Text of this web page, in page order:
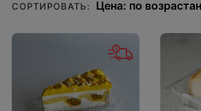
СОРТИРОВАТЬ: